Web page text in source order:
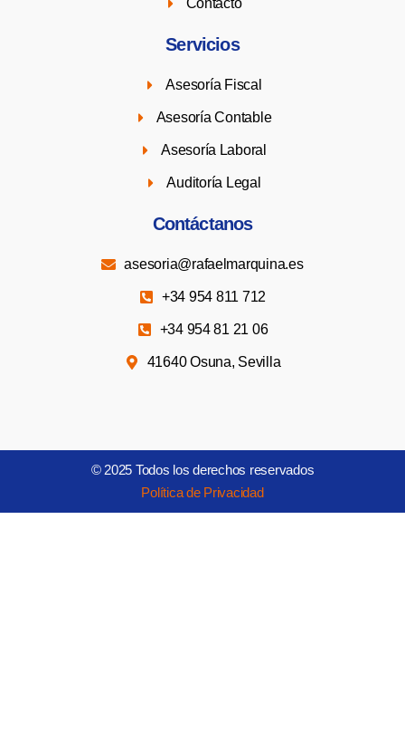
Servicios
Asesoría Fiscal
Asesoría Contable
Asesoría Laboral
Auditoría Legal
Contáctanos
asesoria@rafaelmarquina.es
+34 954 811 712
+34 954 81 21 06
41640 Osuna, Sevilla
© 2025 Todos los derechos reservados
Política de Privacidad